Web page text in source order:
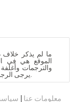
ما لم يذكر خلاف
الموقع هي في
والترجمات
يرجىلمزيد من المعلومات.
معلومات عنا |